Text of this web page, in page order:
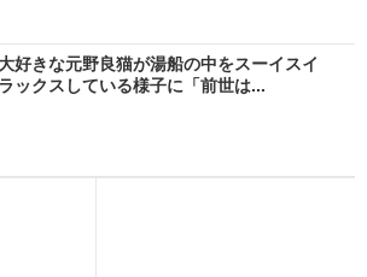
好きな元野良猫が湯船の中をスーイスイ
ックスしている様子に「前世は...